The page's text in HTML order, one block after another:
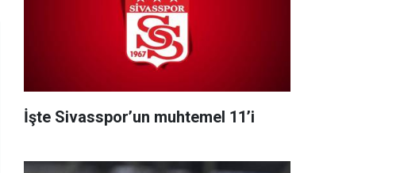
İşte Sivasspor’un muhtemel 11’i